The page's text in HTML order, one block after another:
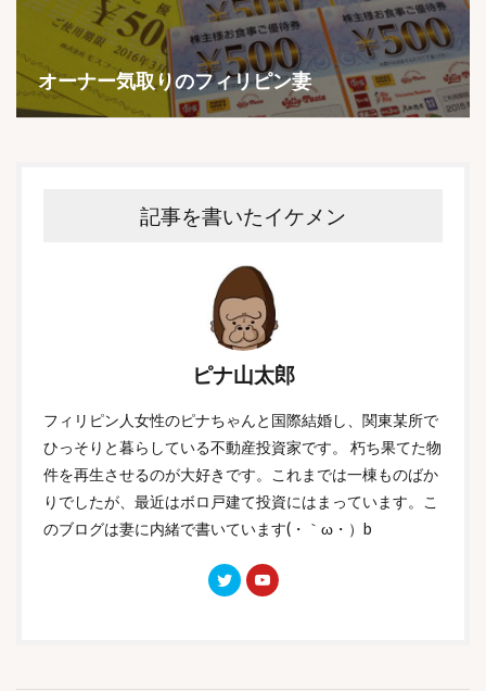
オーナー気取りのフィリピン妻
記事を書いたイケメン
ピナ山太郎
フィリピン人女性のピナちゃんと国際結婚し、関東某所で
ひっそりと暮らしている不動産投資家です。 朽ち果てた物
件を再生させるのが大好きです。これまでは一棟ものばか
りでしたが、最近はボロ戸建て投資にはまっています。こ
のブログは妻に内緒で書いています(・｀ω・）b